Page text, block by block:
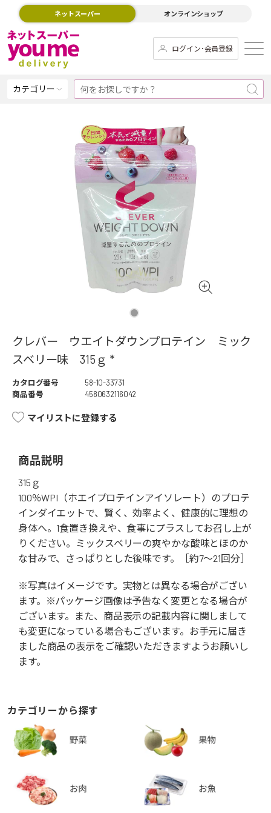
ネットスーパー オンラインショップ
ログイン･会員登録
カテゴリー
クレバー ウエイトダウンプロテイン ミック
スベリー味 315ｇ *
カタログ番号
58-10-33731
商品番号
4580632116042
マイリストに登録する
商品説明
315ｇ
100％WPI（ホエイプロテインアイソレート）のプロテ
インダイエットで、賢く、効率よく、健康的に理想の
身体へ。1食置き換えや、食事にプラスしてお召し上が
りください。ミックスベリーの爽やかな酸味とほのか
な甘みで、さっぱりとした後味です。［約7～21回分］
※写真はイメージです。実物とは異なる場合がござい
ます。※パッケージ画像は予告なく変更となる場合が
ございます。また、商品表示の記載内容に関しまして
も変更になっている場合もございます。お手元に届き
ました商品の表示をご確認いただきますようお願いし
ます。
カテゴリーから探す